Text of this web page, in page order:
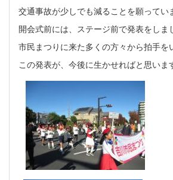
交通事故が少しでも減ることを願ってい
開会式前には、ステージ前で発表をしま
市民まつりに来た多くの方々から拍手を
この発表が、今後に生かせればと思いま